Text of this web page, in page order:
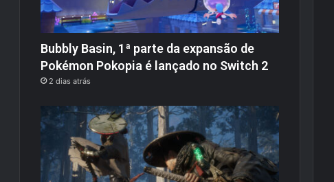
Bubbly Basin, 1ª parte da expansão de
Pokémon Pokopia é lançado no Switch 2
2 dias atrás